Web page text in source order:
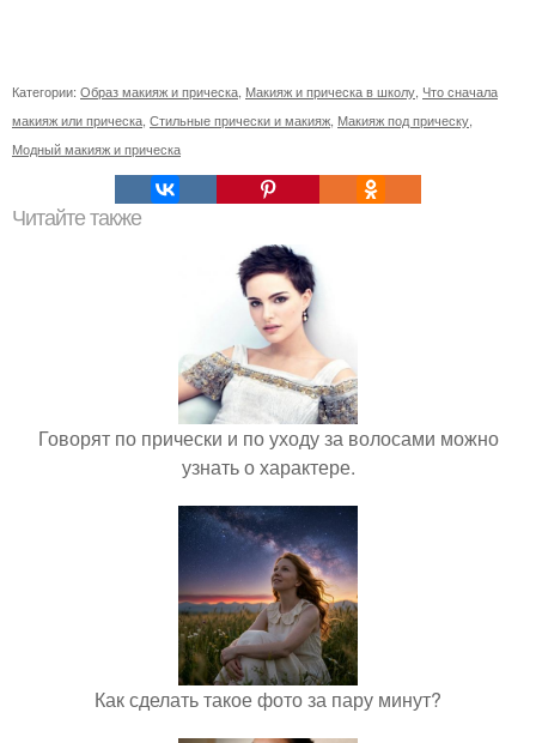
Категории: Образ макияж и прическа Макияж и прическа в школу Что сначала
макияж или прическа Стильные прически и макияж Макияж под прическу
Модный макияж и прическа
Читайте также
Говорят по прически и по уходу за волосами можно
узнать о характере.
Как сделать такое фото за пару минут?